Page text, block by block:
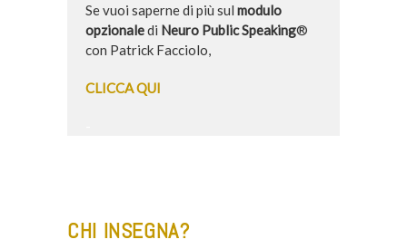
Se vuoi saperne di più sul modulo
opzionaledi Neuro Public Speaking®
con Patrick Facciolo,
CLICCA QUI
CHI INSEGNA?